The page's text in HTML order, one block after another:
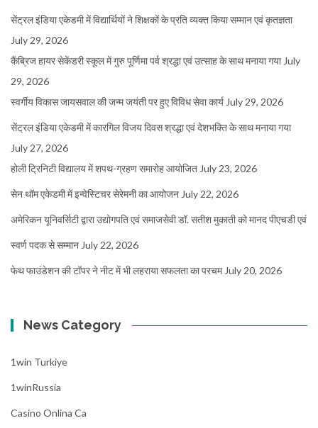
सेंट्रल इंडिया एकेडमी में विद्यार्थियों ने शिक्षकों के प्रति व्यक्त किया सम्मान एवं कृतज्ञता
July 29, 2026
कैंब्रिज हायर सेकेंडरी स्कूल में गुरु पूर्णिमा पर्व श्रद्धा एवं उत्साह के साथ मनाया गया July
29, 2026
स्वर्गीय विकास जायसवाल की जन्म जयंती पर हुए विविध सेवा कार्य July 29, 2026
सेंट्रल इंडिया एकेडमी में कारगिल विजय दिवस श्रद्धा एवं देशभक्ति के साथ मनाया गया
July 27, 2026
होली ट्रिनिटी विद्यालय में शपथ-ग्रहण समारोह आयोजित July 23, 2026
सेन थॉम एकेडमी में इन्वेस्टिचर सेरेमनी का आयोजन July 22, 2026
अमेरिकन यूनिवर्सिटी द्वारा उद्योगपति एवं समाजसेवी डॉ. सतीश मुकाती को मानद पीएचडी एवं
स्वर्ण पदक से सम्मान July 22, 2026
फेथ फाउंडेशन की टॉपर ने नीट में भी लहराया सफलता का परचम July 20, 2026
News Category
1win Turkiye
1winRussia
Casino Onlina Ca